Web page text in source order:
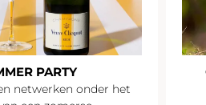
PARTY
netwerken onder het